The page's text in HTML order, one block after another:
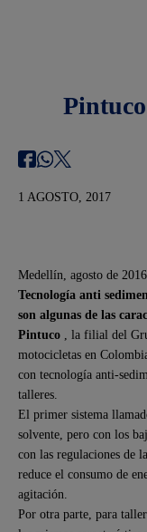
1 AGOSTO, 2017
Medellín, agosto de 2016
Tecnología anti
son algunas de las
Pintuco
, la filial del
motocicletas en
con tecnología anti-
talleres.
El primer sistema
solvente, pero con los
con las regulaciones de
reduce el consumo de
agitación.
Por otra parte, para